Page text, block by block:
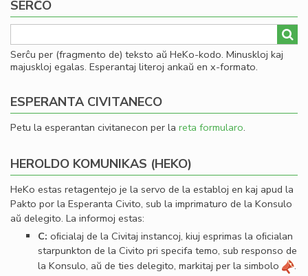
SERĈO
Serĉu per (fragmento de) teksto aŭ HeKo-kodo. Minuskloj kaj
majuskloj egalas. Esperantaj literoj ankaŭ en x-formato.
ESPERANTA CIVITANECO
Petu la esperantan civitanecon per la reta formularo.
HEROLDO KOMUNIKAS (HEKO)
HeKo estas retagentejo je la servo de la establoj en kaj apud la
Pakto por la Esperanta Civito, sub la imprimaturo de la Konsulo
aŭ delegito. La informoj estas:
C: oﬁcialaj de la Civitaj instancoj, kiuj esprimas la oﬁcialan
starpunkton de la Civito pri specifa temo, sub responso de
la Konsulo, aŭ de ties delegito, markitaj per la simbolo
.